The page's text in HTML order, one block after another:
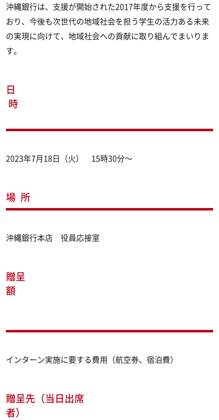
沖縄銀行は、支援が開始された2017年度から支援を行って
おり、今後も次世代の地域社会を担う学生の活力ある未来
の実現に向けて、地域社会への貢献に取り組んでまいりま
す。
日
時
2023年7月18日（火） 15時30分～
場 所
沖縄銀行本店 役員応接室
贈呈
額
インターン実施に要する費用（航空券、宿泊費）
贈呈先（当日出席
者）